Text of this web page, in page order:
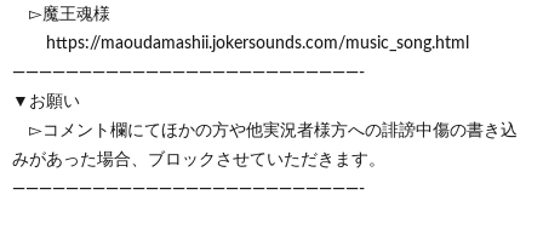
▻魔王魂様
https://maoudamashii.jokersounds.com/music_song.html
——————————————————————————-
▼お願い
▻コメント欄にてほかの方や他実況者様方への誹謗中傷の書き込
みがあった場合、ブロックさせていただきます。
——————————————————————————-